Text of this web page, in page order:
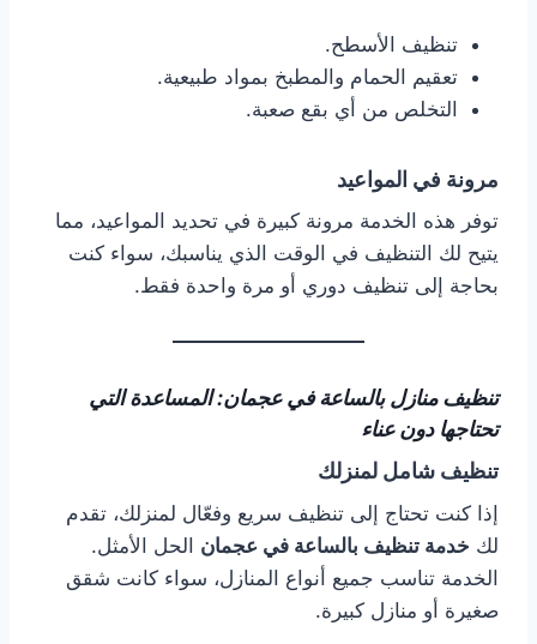
تنظيف الأسطح.
تعقيم الحمام والمطبخ بمواد طبيعية.
التخلص من أي بقع صعبة.
مرونة في المواعيد
توفر هذه الخدمة مرونة كبيرة في تحديد المواعيد، مما
يتيح لك التنظيف في الوقت الذي يناسبك، سواء كنت
بحاجة إلى تنظيف دوري أو مرة واحدة فقط.
تنظيف منازل بالساعة في عجمان: المساعدة التي
تحتاجها دون عناء
تنظيف شامل لمنزلك
إذا كنت تحتاج إلى تنظيف سريع وفعّال لمنزلك، تقدم
لك خدمة تنظيف بالساعة في عجمان الحل الأمثل.
الخدمة تناسب جميع أنواع المنازل، سواء كانت شقق
صغيرة أو منازل كبيرة.